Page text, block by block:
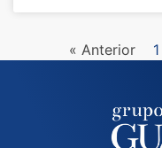
« Anterior 1